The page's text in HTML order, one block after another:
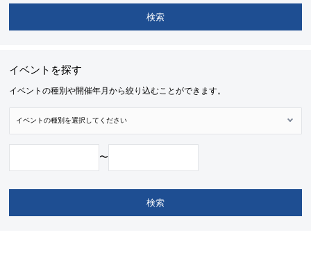
イベントを探す
イベントの種別や開催年月から絞り込むことができます。
〜